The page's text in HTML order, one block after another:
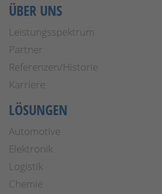
ÜBER UNS
Leistungsspektrum
Partner
Referenzen/Historie
Karriere
LÖSUNGEN
Automotive
Elektronik
Logistik
Chemie